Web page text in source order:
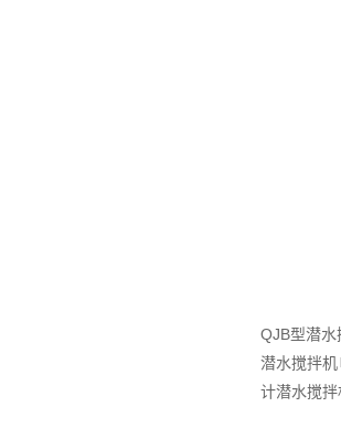
QJB型潜水
潜水搅拌
计潜水搅